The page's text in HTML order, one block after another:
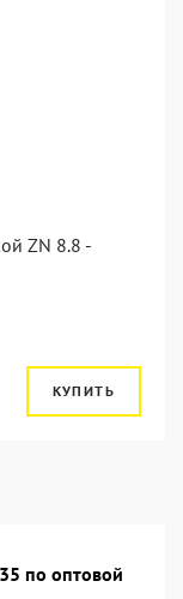
ZN 8.8 -
КУПИТЬ
по оптовой